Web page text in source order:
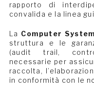
rapporto di
convalida e la linea
La Computer
struttura e le
(audit trail,
necessarie per
raccolta,
in conformità con le